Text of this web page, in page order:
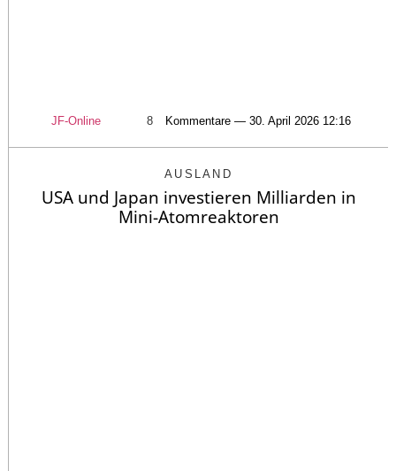
JF-Online 8 Kommentare — 30. April 2026 12:16
AUSLAND
USA und Japan investieren Milliarden in
Mini-Atomreaktoren